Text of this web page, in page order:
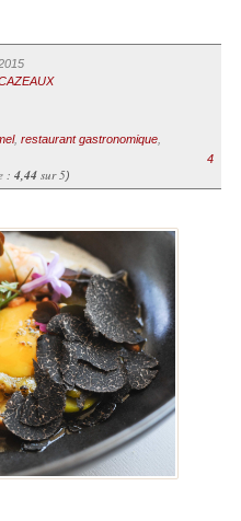
, restaurant gastronomique,
: 4,44sur 5)
4